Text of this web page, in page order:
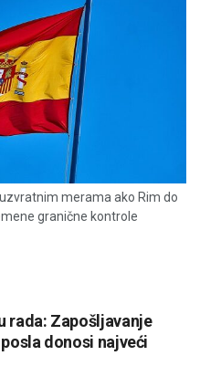
merama ako Rim do
granične kontrole
rada: Zapošljavanje
donosi najveći